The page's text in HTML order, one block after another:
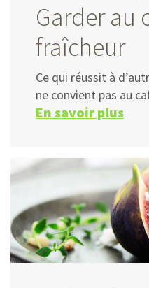
Garder au
fraîcheur
Ce qui réussit à
ne convient pas au
En savoir plus